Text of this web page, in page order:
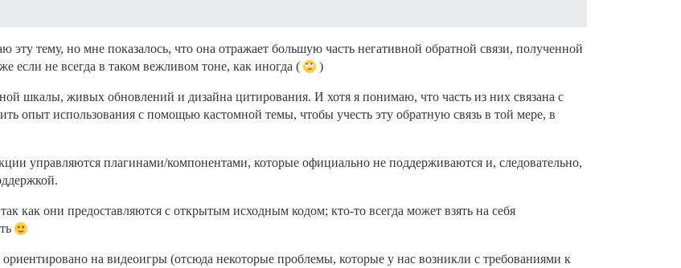
тему, но мне показалось, что она отражает большую часть негативной обратной связи, полученной
если не всегда в таком вежливом тоне, как иногда (
)
шкалы, живых обновлений и дизайна цитирования. И хотя я понимаю, что часть из них связана с
опыт использования с помощью кастомной темы, чтобы учесть эту обратную связь в той мере, в
управляются плагинами/компонентами, которые официально не поддерживаются и, следовательно,
как они предоставляются с открытым исходным кодом; кто-то всегда может взять на себя
на видеоигры (отсюда некоторые проблемы, которые у нас возникли с требованиями к